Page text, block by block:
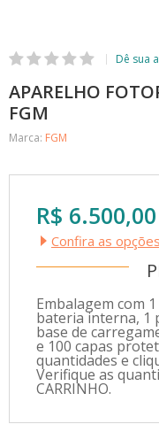
APARELHO
FGM
Marca: FGM
R$ 6.500,00
Confira as
Embalagem com
bateria interna, 1
base de
e 100 capas
quantidades e
Verifique as
CARRINHO.